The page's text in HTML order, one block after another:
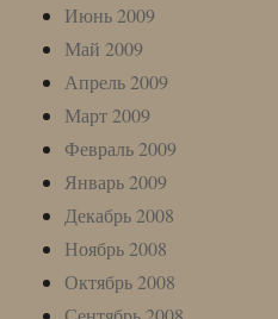
Июнь 2009
Май 2009
Апрель 2009
Март 2009
Февраль 2009
Январь 2009
Декабрь 2008
Ноябрь 2008
Октябрь 2008